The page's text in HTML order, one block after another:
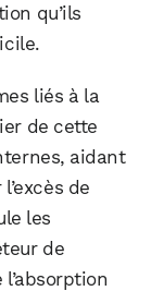
qu’ils
liés à la
de cette
aidant
de
les
de